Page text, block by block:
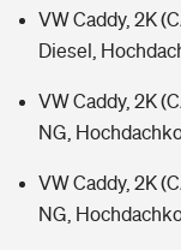
VW Caddy, 2K
Diesel,
VW Caddy, 2K
NG,
VW Caddy, 2K
NG,